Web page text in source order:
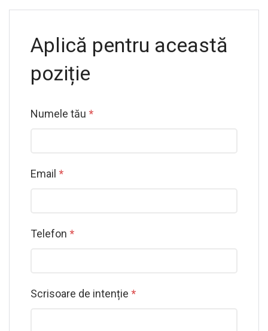
Aplică pentru această
poziție
Numele tău *
Email *
Telefon *
Scrisoare de intenție *